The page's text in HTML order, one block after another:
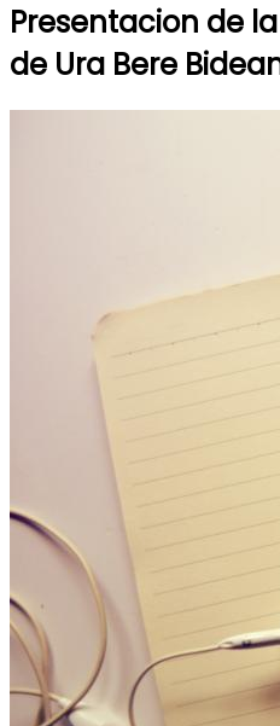
Presentacion de
de Ura Bere